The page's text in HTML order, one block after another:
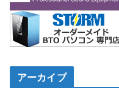
アーカイブ